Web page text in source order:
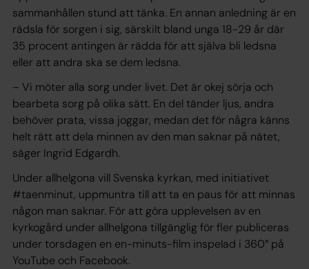
sammanhållen stund att tänka. En annan anledning är en
rädsla för sorgen i sig, särskilt bland unga 18-29 år där
35 procent antingen är rädda för att själva bli ledsna
eller att andra ska se dem ledsna.
– Vi möter alla sorg under livet. Det är okej sörja och
bearbeta sorg på olika sätt. En del tänder ljus, andra
behöver prata, vissa joggar, medan det för några känns
helt rätt att dela minnen av den man saknar på nätet,
säger Ingrid Edgardh.
Under allhelgona vill Svenska kyrkan, med initiativet
#taenminut, uppmuntra till att ta en paus för att minnas
någon man saknar. För att göra upplevelsen av en
kyrkogård under allhelgona tillgänglig för fler publiceras
under torsdagen en en-minuts-film inspelad i 360° på
YouTube och Facebook.